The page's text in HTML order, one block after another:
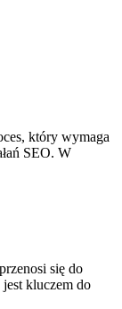
który wymaga
SEO. W
się do
jest kluczem do